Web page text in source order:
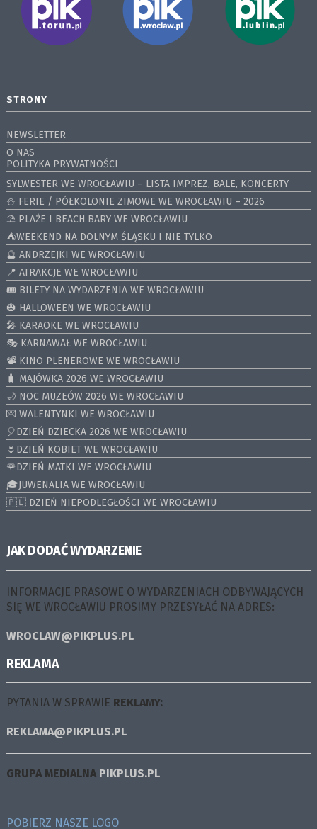
STRONY
NEWSLETTER
O NAS
POLITYKA PRYWATNOŚCI
SYLWESTER WE WROCŁAWIU – LISTA IMPREZ, BALE, KONCERTY
⛄️ FERIE / PÓŁKOLONIE ZIMOWE WE WROCŁAWIU – 2026
⛱️ PLAŻE I BEACH BARY WE WROCŁAWIU
⛺️WEEKEND NA DOLNYM ŚLĄSKU I NIE TYLKO
🔮 ANDRZEJKI WE WROCŁAWIU
📍 ATRAKCJE WE WROCŁAWIU
🎟️ BILETY NA WYDARZENIA WE WROCŁAWIU
🎃 HALLOWEEN WE WROCŁAWIU
🎤 KARAOKE WE WROCŁAWIU
🎭 KARNAWAŁ WE WROCŁAWIU
📽️ KINO PLENEROWE WE WROCŁAWIU
🧳 MAJÓWKA 2026 WE WROCŁAWIU
🌙 NOC MUZEÓW 2026 WE WROCŁAWIU
💌 WALENTYNKI WE WROCŁAWIU
🎈DZIEŃ DZIECKA 2026 WE WROCŁAWIU
🌷DZIEŃ KOBIET WE WROCŁAWIU
🌹DZIEŃ MATKI WE WROCŁAWIU
🎓JUWENALIA WE WROCŁAWIU
🇵🇱 DZIEŃ NIEPODLEGŁOŚCI WE WROCŁAWIU
JAK DODAĆ WYDARZENIE
INFORMACJE PRASOWE O WYDARZENIACH ODBYWAJĄCYCH
SIĘ WE WROCŁAWIU PROSIMY PRZESYŁAĆ NA ADRES:
WROCLAW@PIKPLUS.PL
REKLAMA
PYTANIA W SPRAWIE REKLAMY:
REKLAMA@PIKPLUS.PL
GRUPA MEDIALNA PIKPLUS.PL
POBIERZ NASZE LOGO